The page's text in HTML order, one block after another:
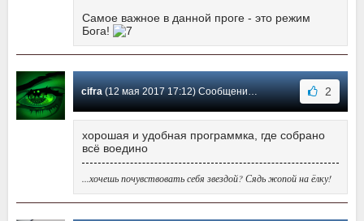
Самое важное в данной проге - это режим
Бога!
cifra(12 мая 2017 17:12) Сообщение #59 2
хорошая и удобная программка, где собрано
всё воедино
...хочешь почувствовать себя звездой? Сядь жопой на ёлку!